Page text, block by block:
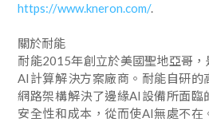
https://www.kneron.com/.
關於耐能
耐能2015年創立於美國聖地亞哥
AI計算解決方案廠商。耐能自研的
網路架構解決了邊緣AI設備所面臨
安全性和成本，從而使AI無處不在